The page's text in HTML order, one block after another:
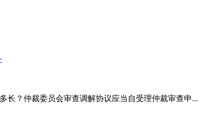
？仲裁委员会审查调解协议应当自受理仲裁审查申...